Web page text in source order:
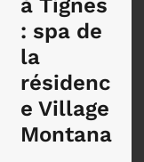
à Tignes
: spa de
la
résidenc
e Village
Montana